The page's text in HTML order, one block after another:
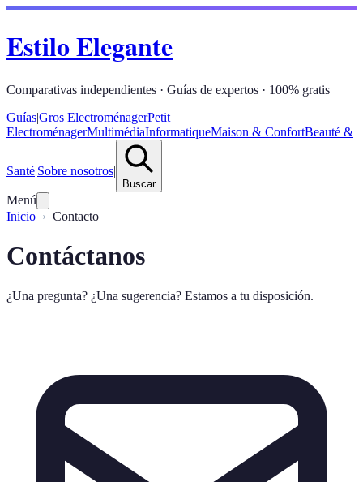
Estilo Elegante
Comparativas independientes · Guías de expertos · 100% gratis
Guías|Gros ElectroménagerPetit
ElectroménagerMultimédiaInformatiqueMaison & ConfortBeauté &
Santé|Sobre nosotros|
Buscar
Menú
Inicio
Contacto
Contáctanos
¿Una pregunta? ¿Una sugerencia? Estamos a tu disposición.